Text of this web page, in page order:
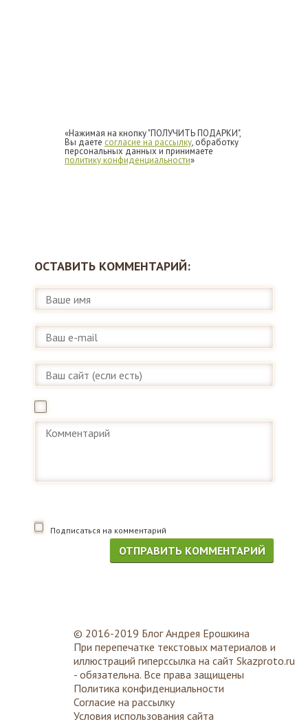
«Нажимая на кнопку "ПОЛУЧИТЬ ПОДАРКИ",
Вы даете согласие на рассылку, обработку
персональных данных и принимаете
политику конфиденциальности»
ОСТАВИТЬ КОММЕНТАРИЙ:
Подписаться на комментарий
© 2016-2019 Блог Андрея Ерошкина
При перепечатке текстовых материалов и
иллюстраций гиперссылка на сайт Skazproto.ru
- обязательна. Все права защищены
Политика конфиденциальности
Согласие на рассылку
Условия использования сайта